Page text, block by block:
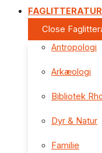
FAGLITTERATUR
Close
Antropologi
Arkæologi
Bibliotek
Dyr & Natur
Familie